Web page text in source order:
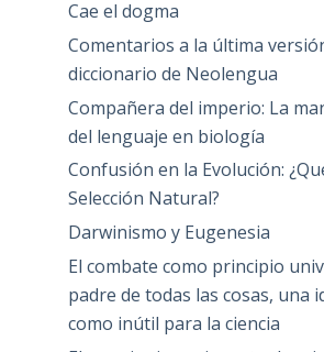
Cae el dogma
Comentarios a la última
diccionario de Neolengua
Compañera del imperio: La
del lenguaje en biología
Confusión en la Evolución:
Selección Natural?
Darwinismo y Eugenesia
El combate como principio
padre de todas las cosas, una
como inútil para la ciencia